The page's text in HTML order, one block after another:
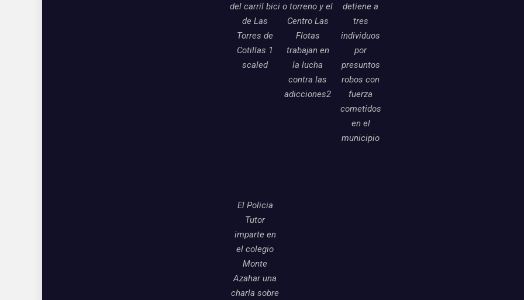
del carril bici
de Las
Torres de
Cotillas 1
scaled
o torreno y el
Centro Las
Flotas
trabajan en
la lucha
contra las
adicciones2
detiene a
tres
individuos
por
presuntos
robos con
fuerza
cometidos
en el
municipio
El Policia
Tutor
imparte en
el colegio
Monte
Azahar una
charla sobre